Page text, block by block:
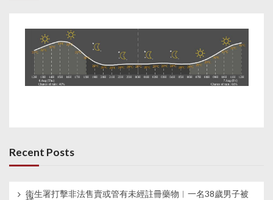
Recent Posts
衞生署打擊非法售賣或管有未經註冊藥物︱一名38歲男子被